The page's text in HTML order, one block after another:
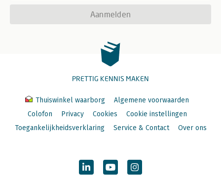
Aanmelden
PRETTIG KENNIS MAKEN
Thuiswinkel waarborg
Algemene voorwaarden
Colofon
Privacy Cookies
Cookie instellingen
Toegankelijkheidsverklaring
Service & Contact Over ons